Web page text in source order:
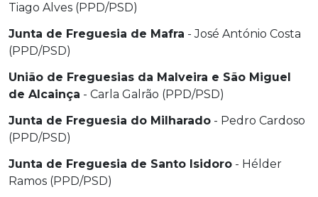
Tiago Alves (PPD/PSD)
Junta de Freguesia de Mafra - José António Costa
(PPD/PSD)
União de Freguesias da Malveira e São Miguel
de Alcainça - Carla Galrão (PPD/PSD)
Junta de Freguesia do Milharado - Pedro Cardoso
(PPD/PSD)
Junta de Freguesia de Santo Isidoro - Hélder
Ramos (PPD/PSD)